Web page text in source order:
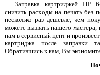
Заправка картриджей HP
снизить расходы на печать без
несколько раз дешевле, чем
можете вызвать нашего
нам в сервисный цент и
картриджа после заправки
Обратившись к нам, Вы